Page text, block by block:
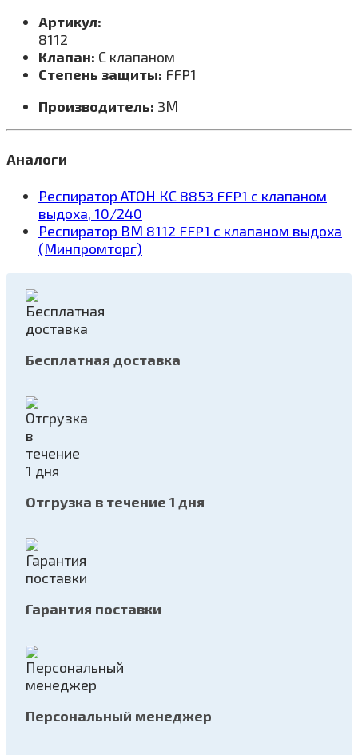
Артикул:
8112
Клапан: С клапаном
Степень защиты: FFP1
Производитель: 3М
Аналоги
Респиратор АТОН КС 8853 FFP1 с клапаном
выдоха, 10/240
Респиратор ВМ 8112 FFP1 с клапаном выдоха
(Минпромторг)
Бесплатная доставка
Отгрузка в течение 1 дня
Гарантия поставки
Персональный менеджер